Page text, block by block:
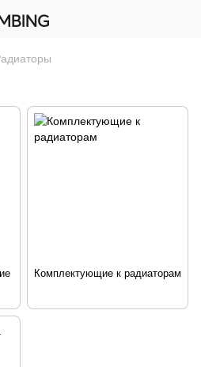
Комплектующие к радиаторам